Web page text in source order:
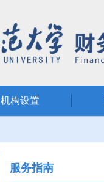
机构设置
服务指南